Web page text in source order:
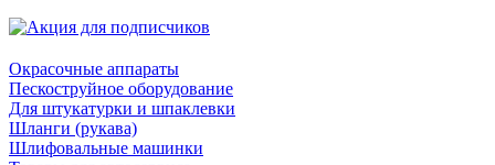
Окрасочные аппараты
Пескоструйное оборудование
Для штукатурки и шпаклевки
Шланги (рукава)
Шлифовальные машинки